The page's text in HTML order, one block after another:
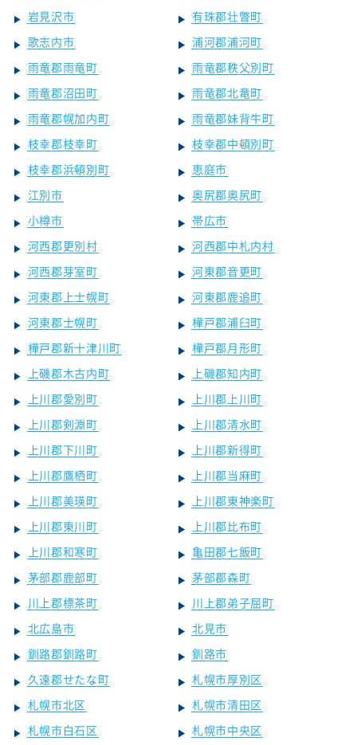
岩見沢市
有珠郡壮瞥町
歌志内市
浦河郡浦河町
雨竜郡雨竜町
雨竜郡秩父別町
雨竜郡沼田町
雨竜郡北竜町
雨竜郡幌加内町
雨竜郡妹背牛町
枝幸郡枝幸町
枝幸郡中頓別町
枝幸郡浜頓別町
恵庭市
江別市
奥尻郡奥尻町
小樽市
帯広市
河西郡更別村
河西郡中札内村
河西郡芽室町
河東郡音更町
河東郡上士幌町
河東郡鹿追町
河東郡士幌町
樺戸郡浦臼町
樺戸郡新十津川町
樺戸郡月形町
上磯郡木古内町
上磯郡知内町
上川郡愛別町
上川郡上川町
上川郡剣淵町
上川郡清水町
上川郡下川町
上川郡新得町
上川郡鷹栖町
上川郡当麻町
上川郡美瑛町
上川郡東神楽町
上川郡東川町
上川郡比布町
上川郡和寒町
亀田郡七飯町
茅部郡鹿部町
茅部郡森町
川上郡標茶町
川上郡弟子屈町
北広島市
北見市
釧路郡釧路町
釧路市
久遠郡せたな町
札幌市厚別区
札幌市北区
札幌市清田区
札幌市白石区
札幌市中央区